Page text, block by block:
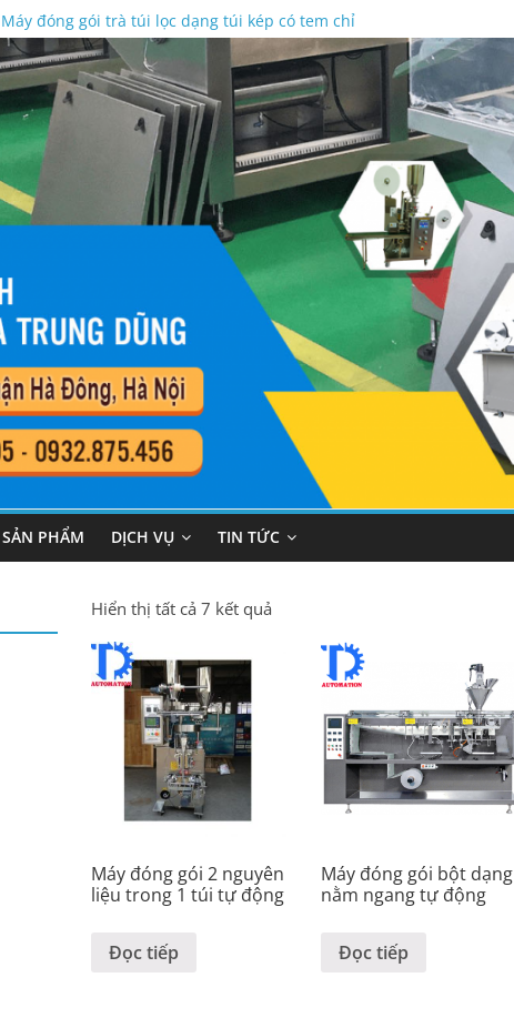
Máy đóng gói kẹo tự động – dạng mâm xoay cấp liệu
Máy đóng gói trà túi lọc dạng túi kép có tem chỉ
Dây chuyền làm ống hút gạo tự động hiện đại nhất
Công Ty Trung Dũng bảo trì máy đóng gói thóc cân định lượng
Máy kiểm tra trọng lượng sản phẩm độ chính xác cao
SẢN PHẨM DỊCH VỤ TIN TỨC
Hiển thị tất cả 7 kết quả
Máy đóng gói 2 nguyên
liệu trong 1 túi tự động
Đọc tiếp
Máy đóng gói bột dạng
nằm ngang tự động
Đọc tiếp